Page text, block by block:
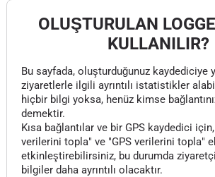
OLUŞTURULAN
KULLANILIR?
Bu sayfada, oluşturduğunuz kaydediciye
ziyaretlerle ilgili ayrıntılı istatistikler
hiçbir bilgi yoksa, henüz kimse
demektir.
Kısa bağlantılar ve bir GPS kaydedici
verilerini topla" ve "GPS verilerini topla"
etkinleştirebilirsiniz, bu durumda
bilgiler daha ayrıntılı olacaktır.